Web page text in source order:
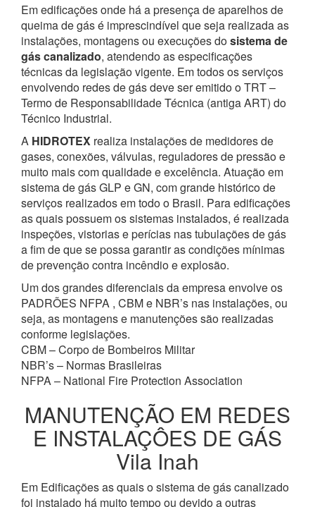
Em edificações onde há a presença de aparelhos de
queima de gás é imprescindível que seja realizada as
instalações, montagens ou execuções dosistema de
gás canalizado, atendendo as especificações
técnicas da legislação vigente. Em todos os serviços
envolvendo redes de gás deve ser emitido o TRT –
Termo de Responsabilidade Técnica (antiga ART) do
Técnico Industrial.
A HIDROTEX realiza instalações de medidores de
gases, conexões, válvulas, reguladores de pressão e
muito mais com qualidade e excelência. Atuação em
sistema de gás GLP e GN, com grande histórico de
serviços realizados em todo o Brasil. Para edificações
as quais possuem os sistemas instalados, é realizada
inspeções, vistorias e perícias nas tubulações de gás
a fim de que se possa garantir as condições mínimas
de prevenção contra incêndio e explosão.
Um dos grandes diferenciais da empresa envolve os
PADRÕES NFPA , CBM e NBR’s nas instalações, ou
seja, as montagens e manutenções são realizadas
conforme legislações.
CBM – Corpo de Bombeiros Militar
NBR’s – Normas Brasileiras
NFPA – National Fire Protection Association
MANUTENÇÃO EM REDES
E INSTALAÇÔES DE GÁS
Vila Inah
Em Edificações as quais o sistema de gás canalizado
foi instalado há muito tempo ou devido a outras